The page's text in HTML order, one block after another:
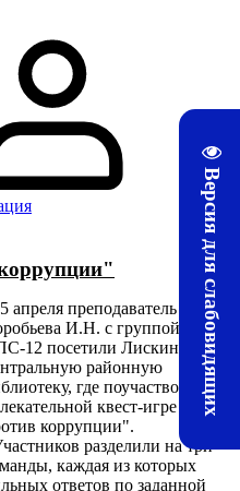
Версия для слабовидящих
апреля преподаватель
И.Н. с группой
12 посетили Лискинскую
районную
где поучаствовали в
квест-игре "Мы
коррупции".
разделили на три
каждая из которых
ответов по заданной